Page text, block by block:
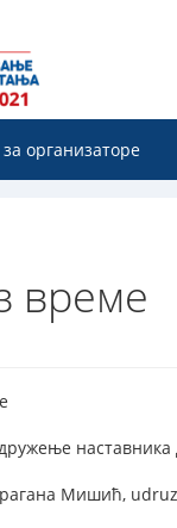
организаторе
време
наставника
Мишић,